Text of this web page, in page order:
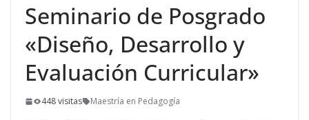
Seminario de Posgrado
«Diseño, Desarrollo y
Evaluación Curricular»
448 visitas Maestría en Pedagogía